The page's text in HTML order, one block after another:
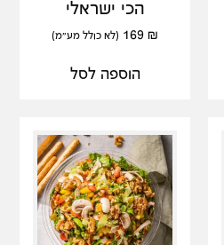
הכי ישראלי
169 ₪ (לא כולל מע"מ)
הוספה לסל